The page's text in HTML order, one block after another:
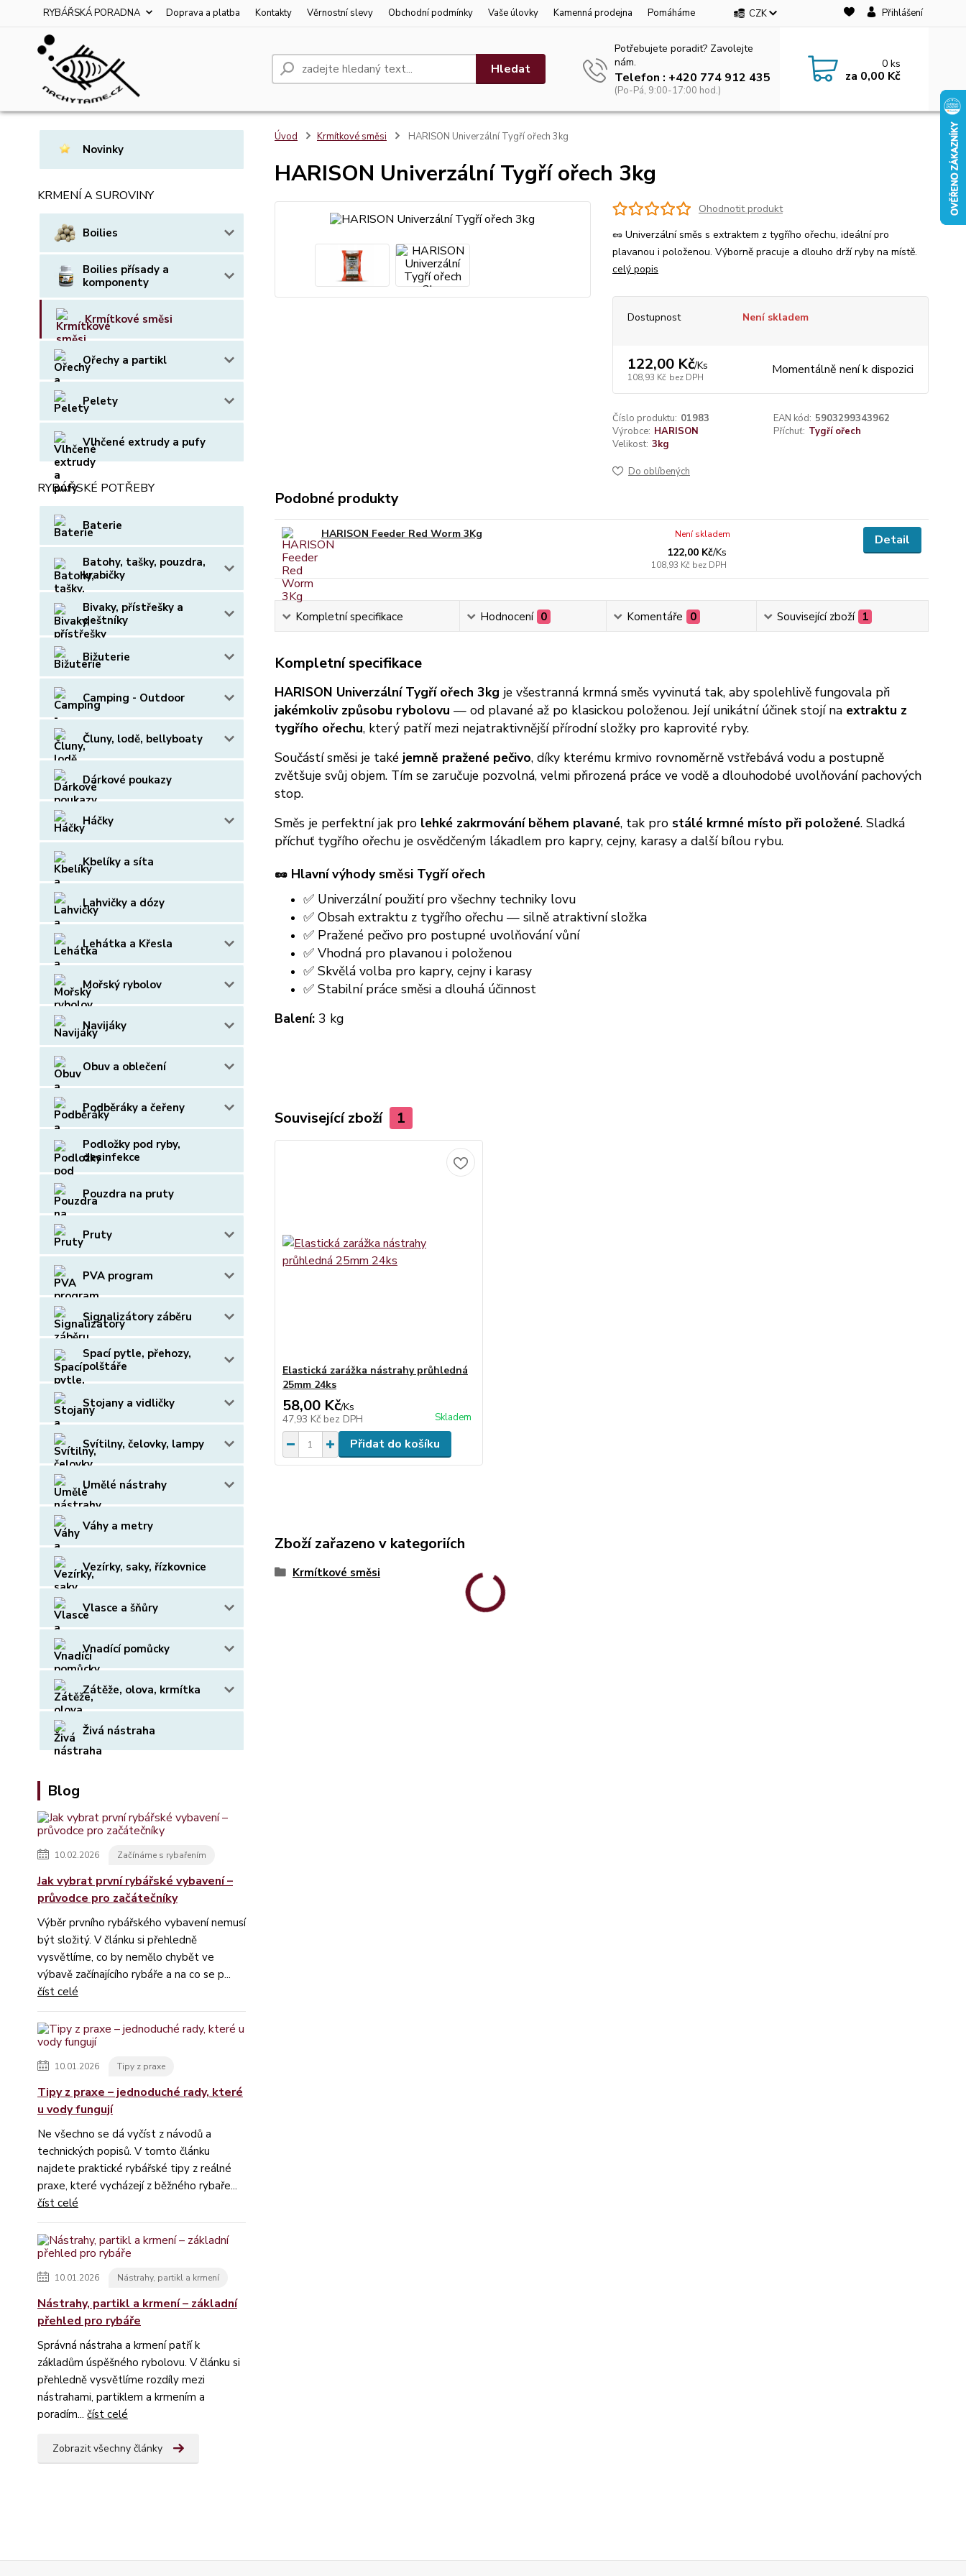
RYBÁŘSKÁ PORADNA Doprava a platba Kontakty Věrnostní slevy Obchodní podmínky Vaše úlovky Kamenná prodejna Pomáháme CZK Přihlášení
Hledat
Potřebujete poradit? Zavolejte
nám.
Telefon : +420 774 912 435
(Po-Pá, 9:00-17:00 hod.)
0ks
za 0,00 Kč
Novinky
KRMENÍ A SUROVINY
Boilies
Boilies přísady a
komponenty
Krmítkové směsi
Ořechy a partikl
Pelety
Vlhčené extrudy a pufy
RYBÁŘSKÉ POTŘEBY
Baterie
Batohy, tašky, pouzdra,
krabičky
Bivaky, přístřešky a
deštníky
Bižuterie
Camping - Outdoor
Čluny, lodě, bellyboaty
Dárkové poukazy
Háčky
Kbelíky a síta
Lahvičky a dózy
Lehátka a Křesla
Mořský rybolov
Navijáky
Obuv a oblečení
Podběráky a čeřeny
Podložky pod ryby,
desinfekce
Pouzdra na pruty
Pruty
PVA program
Signalizátory záběru
Spací pytle, přehozy,
polštáře
Stojany a vidličky
Svítilny, čelovky, lampy
Umělé nástrahy
Váhy a metry
Vezírky, saky, řízkovnice
Vlasce a šňůry
Vnadící pomůcky
Zátěže, olova, krmítka
Živá nástraha
Blog
10.02.2026 Začínáme s rybařením
Jak vybrat první rybářské vybavení –
průvodce pro začátečníky
Výběr prvního rybářského vybavení nemusí
být složitý. V článku si přehledně
vysvětlíme, co by nemělo chybět ve
výbavě začínajícího rybáře a na co se p...
číst celé
10.01.2026 Tipy z praxe
Tipy z praxe – jednoduché rady, které
u vody fungují
Ne všechno se dá vyčíst z návodů a
technických popisů. V tomto článku
najdete praktické rybářské tipy z reálné
praxe, které vycházejí z běžného rybaře...
číst celé
10.01.2026 Nástrahy, partikl a krmení
Nástrahy, partikl a krmení – základní
přehled pro rybáře
Správná nástraha a krmení patří k
základům úspěšného rybolovu. V článku si
přehledně vysvětlíme rozdíly mezi
nástrahami, partiklem a krmením a
poradím... číst celé
Zobrazit všechny články
Úvod Krmítkové směsi HARISON Univerzální Tygří ořech 3kg
HARISON Univerzální Tygří ořech 3kg
Ohodnotit produkt
🥜 Univerzální směs s extraktem z tygřího ořechu, ideální pro
plavanou i položenou. Výborně pracuje a dlouho drží ryby na místě.
celý popis
Dostupnost Není skladem
122,00 Kč/Ks
108,93 Kč bez DPH Momentálně není k dispozici
Číslo produktu: 01983 EAN kód: 5903299343962
Výrobce: HARISON Příchuť: Tygří ořech
Velikost: 3kg
Do oblíbených
Podobné produkty
HARISON Feeder Red Worm 3Kg
122,00 Kč/Ks
108,93 Kč bez DPH
Není skladem Detail
Kompletní specifikace Hodnocení 0 Komentáře 0 Související zboží 1
Kompletní specifikace
HARISON Univerzální Tygří ořech 3kg je všestranná krmná směs vyvinutá tak, aby spolehlivě fungovala při
jakémkoliv způsobu rybolovu — od plavané až po klasickou položenou. Její unikátní účinek stojí na extraktu z
tygřího ořechu, který patří mezi nejatraktivnější přírodní složky pro kaprovité ryby.
Součástí směsi je také jemně pražené pečivo, díky kterému krmivo rovnoměrně vstřebává vodu a postupně
zvětšuje svůj objem. Tím se zaručuje pozvolná, velmi přirozená práce ve vodě a dlouhodobé uvolňování pachových
stop.
Směs je perfektní jak pro lehké zakrmování během plavané, tak pro stálé krmné místo při položené. Sladká
příchuť tygřího ořechu je osvědčeným lákadlem pro kapry, cejny, karasy a další bílou rybu.
🥜 Hlavní výhody směsi Tygří ořech
✅ Univerzální použití pro všechny techniky lovu
✅ Obsah extraktu z tygřího ořechu — silně atraktivní složka
✅ Pražené pečivo pro postupné uvolňování vůní
✅ Vhodná pro plavanou i položenou
✅ Skvělá volba pro kapry, cejny i karasy
✅ Stabilní práce směsi a dlouhá účinnost
Balení:3 kg
Související zboží 1
Elastická zarážka nástrahy průhledná
25mm 24ks
58,00 Kč/Ks
47,93 Kč bez DPH Skladem
Přidat do košíku
Zboží zařazeno v kategoriích
Krmítkové směsi